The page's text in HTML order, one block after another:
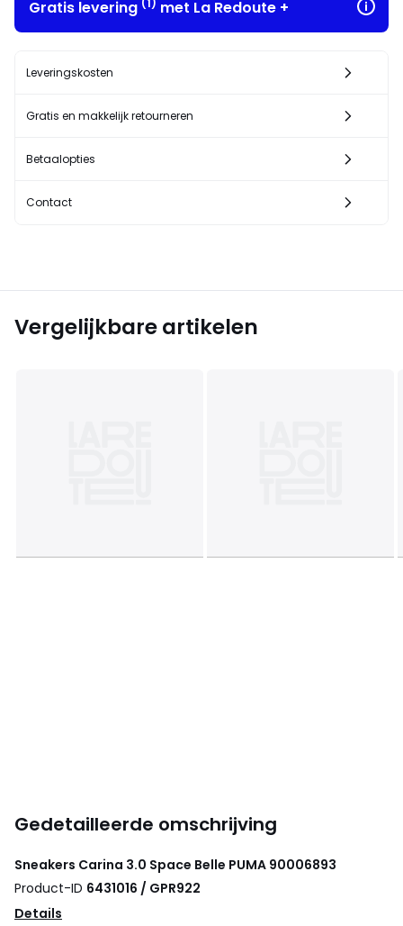
Gratis levering (1) met La Redoute +
Leveringskosten
Gratis en makkelijk retourneren
Betaalopties
Contact
Vergelijkbare artikelen
Gedetailleerde omschrijving
Sneakers Carina 3.0 Space Belle PUMA 90006893
Product-ID 6431016 / GPR922
Details